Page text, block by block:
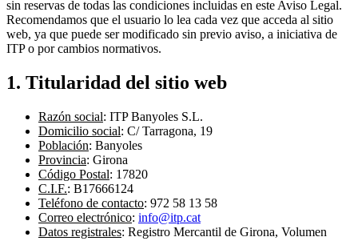
sin reservas de todas las condiciones incluidas en este Aviso Legal.
Recomendamos que el usuario lo lea cada vez que acceda al sitio
web, ya que puede ser modificado sin previo aviso, a iniciativa de
ITP o por cambios normativos.
1. Titularidad del sitio web
Razón social: ITP Banyoles S.L.
Domicilio social: C/ Tarragona, 19
Población: Banyoles
Provincia: Girona
Código Postal: 17820
C.I.F.: B17666124
Teléfono de contacto: 972 58 13 58
Correo electrónico: info@itp.cat
Datos registrales: Registro Mercantil de Girona, Volumen